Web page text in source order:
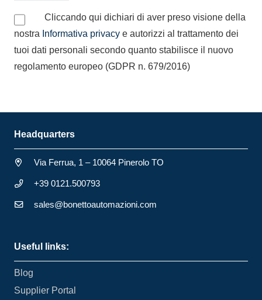
Cliccando qui dichiari di aver preso visione della
nostra Informativa privacy e autorizzi al trattamento dei
tuoi dati personali secondo quanto stabilisce il nuovo
regolamento europeo (GDPR n. 679/2016)
Headquarters
Via Ferrua, 1 – 10064 Pinerolo TO
+39 0121.500793
sales@bonettoautomazioni.com
Useful links:
Blog
Supplier Portal